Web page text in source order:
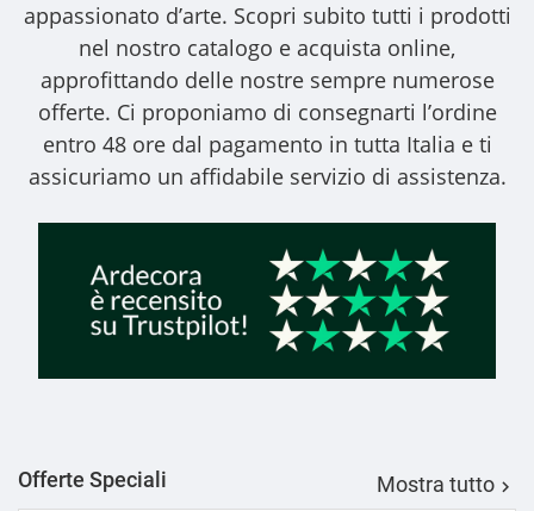
appassionato d’arte. Scopri subito tutti i prodotti
nel nostro catalogo e acquista online,
approfittando delle nostre sempre numerose
offerte. Ci proponiamo di consegnarti l’ordine
entro 48 ore dal pagamento in tutta Italia e ti
assicuriamo un affidabile servizio di assistenza.
Offerte Speciali Mostra tutto 